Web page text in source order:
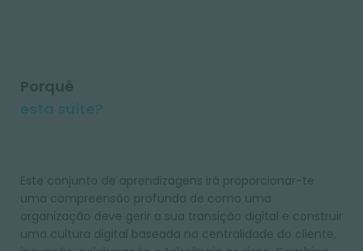
Porquê
esta suite?
Este conjunto de aprendizagens irá proporcionar-te
uma compreensão profunda de como uma
organização deve gerir a sua transição digital e construir
uma cultura digital baseada na centralidade do cliente,